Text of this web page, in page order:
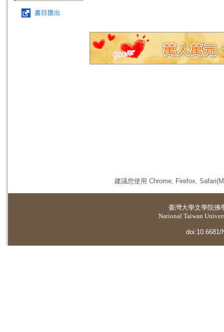
書目匯出
建議您使用 Chrome, Firefox,
臺灣大學文學院佛
National Taiwan
doi:10.6681/